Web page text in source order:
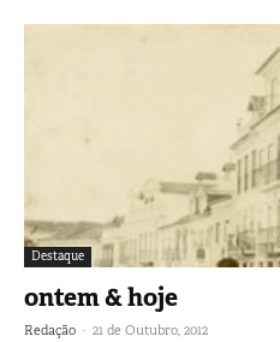
Destaque
ontem & hoje
Redação - 21 de Outubro, 2012